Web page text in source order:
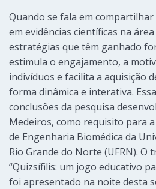
Quando se fala em
em evidências científicas na
estratégias que têm ganhado
estimula o engajamento, a
indivíduos e facilita a aquisição
forma dinâmica e interativa.
conclusões da pesquisa
Medeiros, como requisito para
de Engenharia Biomédica da
Rio Grande do Norte (UFRN).
“Quizsífilis: um jogo educativo
foi apresentado na noite desta